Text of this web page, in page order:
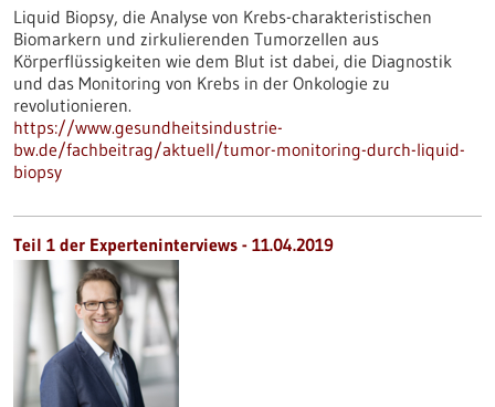
Liquid Biopsy, die Analyse von Krebs-charakteristischen
Biomarkern und zirkulierenden Tumorzellen aus
Körperflüssigkeiten wie dem Blut ist dabei, die Diagnostik
und das Monitoring von Krebs in der Onkologie zu
revolutionieren.
https://www.gesundheitsindustrie-
bw.de/fachbeitrag/aktuell/tumor-monitoring-durch-liquid-
biopsy
Teil 1 der Experteninterviews - 11.04.2019